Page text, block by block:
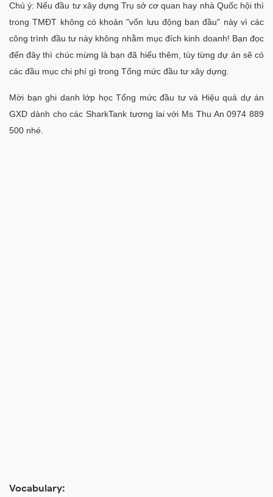
Chú ý: Nếu đầu tư xây dựng Trụ sở cơ quan hay nhà Quốc hội thì
trong TMĐT không có khoản "vốn lưu động ban đầu" này vì các
công trình đầu tư này không nhằm mục đích kinh doanh! Bạn đọc
đến đây thì chúc mừng là bạn đã hiểu thêm, tùy từng dự án sẽ có
các đầu mục chi phí gì trong Tổng mức đầu tư xây dựng.
Mời bạn ghi danh lớp học Tổng mức đầu tư và Hiệu quả dự án
GXD dành cho các SharkTank tương lai với Ms Thu An 0974 889
500 nhé.
Vocabulary: